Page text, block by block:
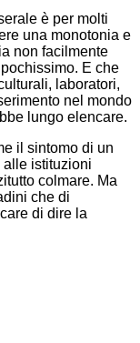
è per molti
una monotonia e
non facilmente
E che
laboratori,
nel mondo
lungo elencare.
il sintomo di un
alle istituzioni
colmare. Ma
che di
di dire la